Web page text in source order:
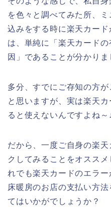
を色々と調べてみた所、
込みをする時に楽天カー
は、単純に「楽天カード
因」であることが分かりま
多分、すでにご存知の方
と思いますが、実は楽天
ると使えないんですよね～
だから、一度ご自身の楽
クしてみることをオスス
れでも楽天カードのエラ
床暖房のお店の支払い方
てはいかがでしょうか？